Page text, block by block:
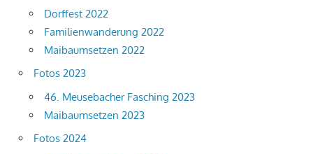
Dorffest 2022
Familienwanderung 2022
Maibaumsetzen 2022
Fotos 2023
46. Meusebacher Fasching 2023
Maibaumsetzen 2023
Fotos 2024